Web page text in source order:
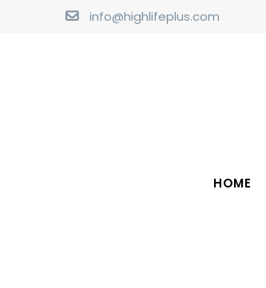
info@highlifeplus.com
HOME